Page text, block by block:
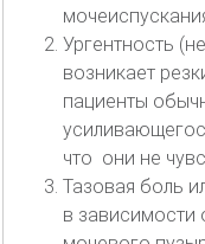
Ургентность
возникает
пациенты
что они не
Тазовая боль
в